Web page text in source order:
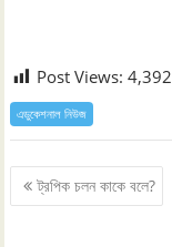
Post Views: 4,392
এডুকেশনাল নিউজ
Post
navigation
ট্রপিক চলন কাকে বলে?